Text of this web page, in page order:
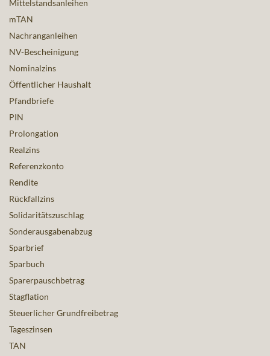
Mittelstandsanleihen
mTAN
Nachranganleihen
NV-Bescheinigung
Nominalzins
Öffentlicher Haushalt
Pfandbriefe
PIN
Prolongation
Realzins
Referenzkonto
Rendite
Rückfallzins
Solidaritätszuschlag
Sonderausgabenabzug
Sparbrief
Sparbuch
Sparerpauschbetrag
Stagflation
Steuerlicher Grundfreibetrag
Tageszinsen
TAN